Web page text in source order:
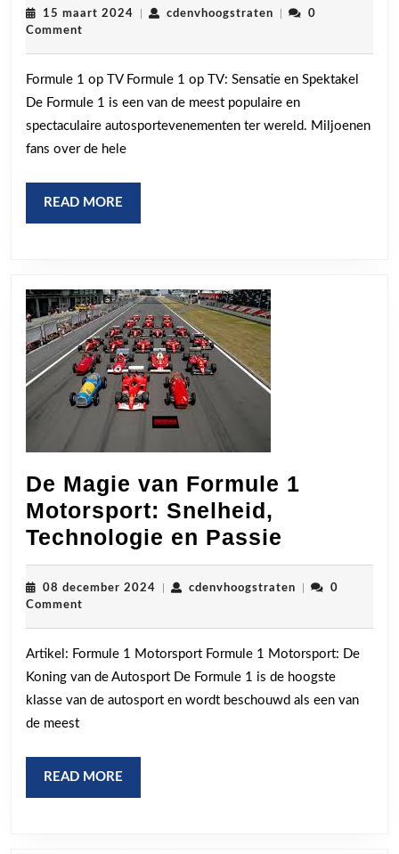
1
Live
op
TV:
15 maart 2024 15
cdenvhoogstratencdenvhoogstraten
0
Comment
Formule 1 op TV Formule 1 op TV: Sensatie en Spektakel
De Formule 1 is een van de meest populaire en
spectaculaire autosportevenementen ter wereld. Miljoenen
fans over de hele
READ MORE
MORE
De Magie van Formule 1
Motorsport: Snelheid,
Technologie en Passie
Magie
van
1
Snelheid,
08 december 2024 08
cdenvhoogstraten
0
Comment
Artikel: Formule 1 Motorsport Formule 1 Motorsport: De
Koning van de Autosport De Formule 1 is de hoogste
klasse van de autosport en wordt beschouwd als een van
de meest
READ MORE
MORE